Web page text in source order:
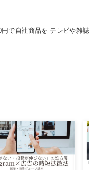
円で自社商品を テレビや雑